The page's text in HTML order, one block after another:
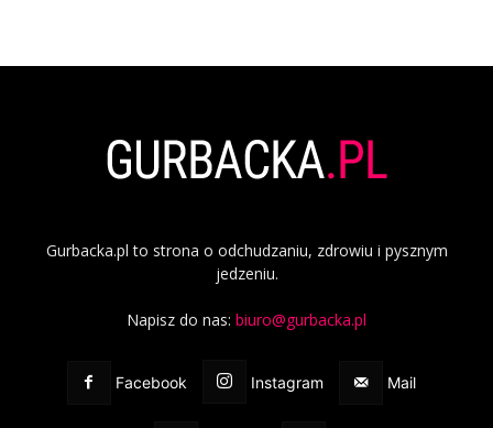
Gurbacka.pl to strona o odchudzaniu, zdrowiu i pysznym
jedzeniu.
Napisz do nas: biuro@gurbacka.pl
Facebook Instagram Mail